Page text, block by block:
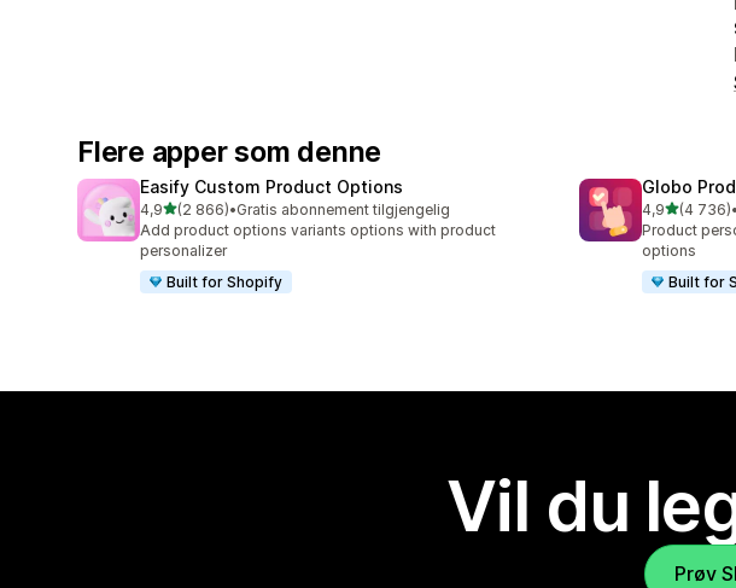
Flere apper som denne
Easify Custom Product Options
4,9av 5 stjerner
(2 866)
Totalt 2866 omtaler
•Gratis abonnement tilgjengelig
Add product options variants options with product
personalizer
Built for Shopify
Globo
4,9av 5(4 736)
Totalt 4736 •
Product
options
Built for
Vil du
Prøv